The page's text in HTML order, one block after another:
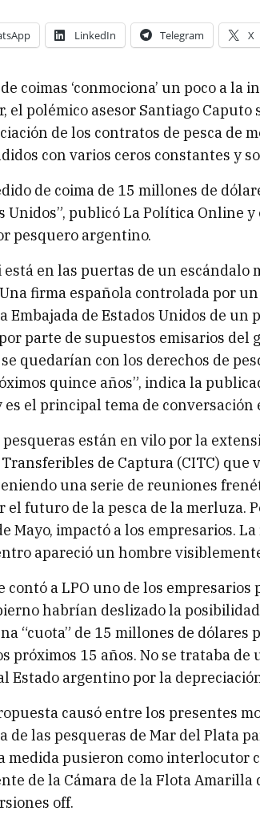
LinkedIn Telegram X
coimas ‘conmociona’ un poco a la
el polémico asesor Santiago Caputo
de los contratos de pesca de
con varios ceros constantes y
de coima de 15 millones de
Unidos”, publicó La Política Online
pesquero argentino.
está en las puertas de un escándalo
firma española controlada por
Embajada de Estados Unidos de un
parte de supuestos emisarios del
quedarían con los derechos de
quince años”, indica la
el principal tema de conversación
están en vilo por la
de Captura (CITC) que
una serie de reuniones
el futuro de la pesca de la merluza.
Mayo, impactó a los empresarios.
apareció un hombre
contó a LPO uno de los
habrían deslizado la
“cuota” de 15 millones de dólares
próximos 15 años. No se trataba
Estado argentino por la
causó entre los presentes
de las pesqueras de Mar del Plata
medida pusieron como interlocutor
de la Cámara de la Flota
off.